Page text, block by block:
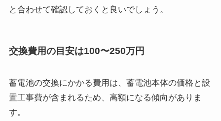
と合わせて確認しておくと良いでしょう。
交換費用の目安は100〜250万円
蓄電池の交換にかかる費用は、蓄電池本体の価格と設
置工事費が含まれるため、高額になる傾向がありま
す。